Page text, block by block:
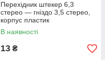
Перехідник штекер 6,3
стерео — гніздо 3,5 стерео,
корпус пластик
В наявності
13 ₴